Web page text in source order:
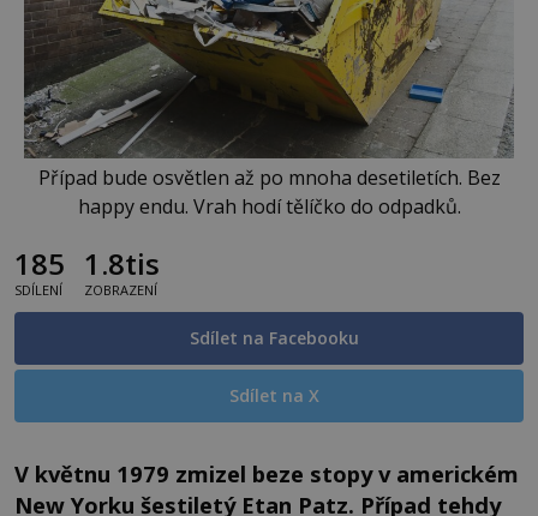
Případ bude osvětlen až po mnoha desetiletích. Bez
happy endu. Vrah hodí tělíčko do odpadků.
185
SDÍLENÍ
1.8tis
ZOBRAZENÍ
Sdílet na Facebooku
Sdílet na X
V květnu 1979 zmizel beze stopy v americkém
New Yorku šestiletý Etan Patz. Případ tehdy